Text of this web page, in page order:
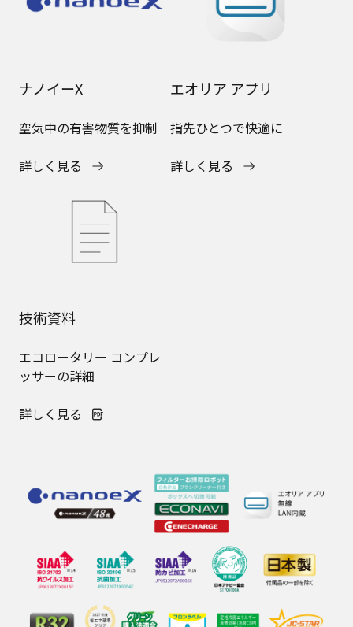
ナノイーX
空気中の有害物質を抑制
詳しく見る
エオリア アプリ
指先ひとつで快適に
詳しく見る
技術資料
エコロータリー コンプレ
ッサーの詳細
詳しく見る